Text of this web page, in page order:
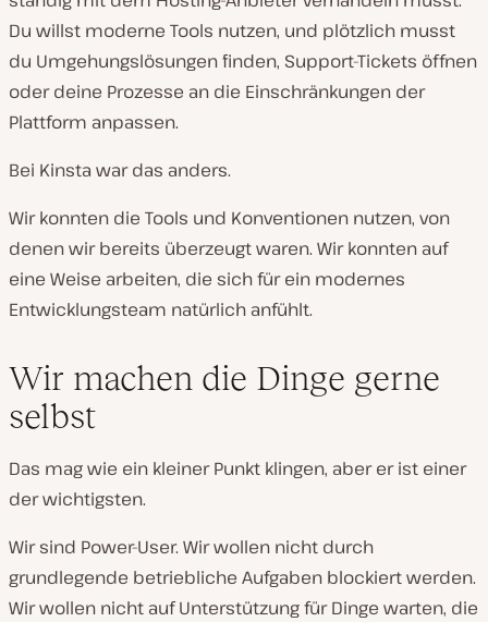
Du willst moderne Tools nutzen, und plötzlich musst
du Umgehungslösungen finden, Support-Tickets öffnen
oder deine Prozesse an die Einschränkungen der
Plattform anpassen.
Bei Kinsta war das anders.
Wir konnten die Tools und Konventionen nutzen, von
denen wir bereits überzeugt waren. Wir konnten auf
eine Weise arbeiten, die sich für ein modernes
Entwicklungsteam natürlich anfühlt.
Wir machen die Dinge gerne
selbst
Das mag wie ein kleiner Punkt klingen, aber er ist einer
der wichtigsten.
Wir sind Power-User. Wir wollen nicht durch
grundlegende betriebliche Aufgaben blockiert werden.
Wir wollen nicht auf Unterstützung für Dinge warten, die